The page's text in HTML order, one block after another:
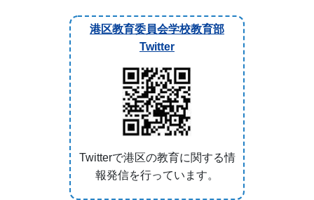
港区教育委員会学校教育部
Twitter
Twitterで港区の教育に関する情
報発信を行っています。